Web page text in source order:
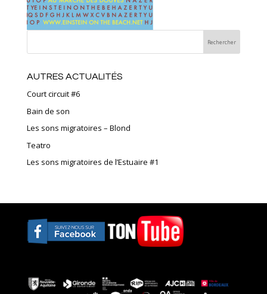
AUTRES ACTUALITÉS
Court circuit #6
Bain de son
Les sons migratoires – Blond
Teatro
Les sons migratoires de l’Estuaire #1